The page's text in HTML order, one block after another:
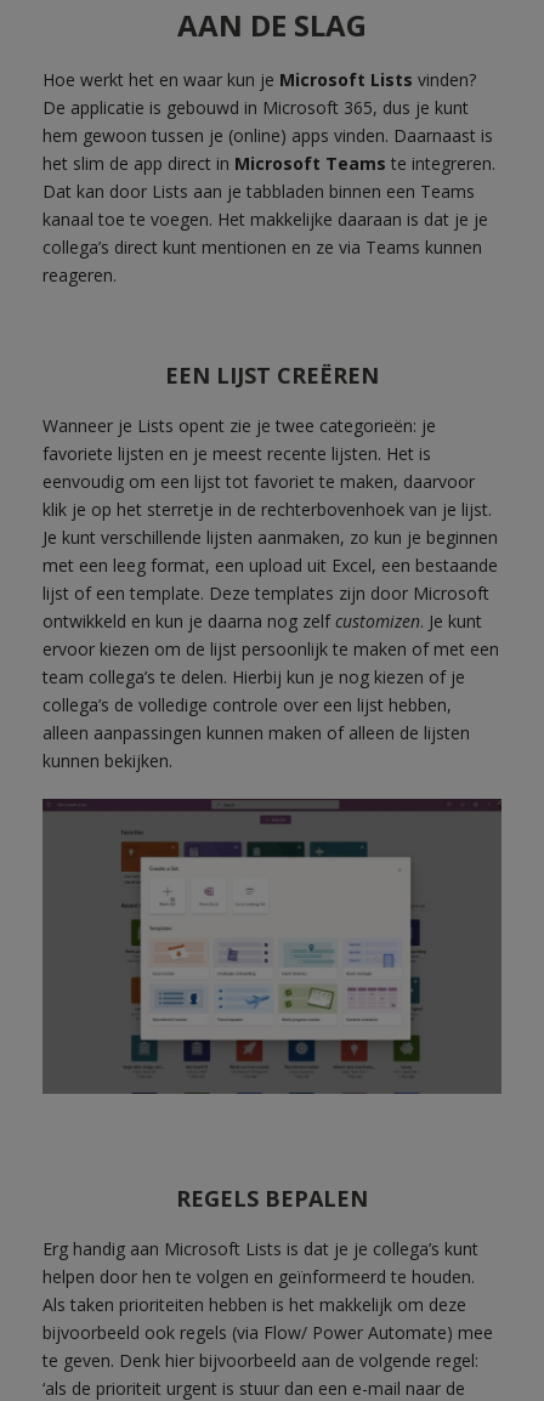
AAN DE SLAG
Hoe werkt het en waar kun je Microsoft Lists vinden?
De applicatie is gebouwd in Microsoft 365, dus je kunt
hem gewoon tussen je (online) apps vinden. Daarnaast is
het slim de app direct in Microsoft Teams te integreren.
Dat kan door Lists aan je tabbladen binnen een Teams
kanaal toe te voegen. Het makkelijke daaraan is dat je je
collega’s direct kunt mentionen en ze via Teams kunnen
reageren.
EEN LIJST CREËREN
Wanneer je Lists opent zie je twee categorieën: je
favoriete lijsten en je meest recente lijsten. Het is
eenvoudig om een lijst tot favoriet te maken, daarvoor
klik je op het sterretje in de rechterbovenhoek van je lijst.
Je kunt verschillende lijsten aanmaken, zo kun je beginnen
met een leeg format, een upload uit Excel, een bestaande
lijst of een template. Deze templates zijn door Microsoft
ontwikkeld en kun je daarna nog zelfcustomizen. Je kunt
ervoor kiezen om de lijst persoonlijk te maken of met een
team collega’s te delen. Hierbij kun je nog kiezen of je
collega’s de volledige controle over een lijst hebben,
alleen aanpassingen kunnen maken of alleen de lijsten
kunnen bekijken.
REGELS BEPALEN
Erg handig aan Microsoft Lists is dat je je collega’s kunt
helpen door hen te volgen en geïnformeerd te houden.
Als taken prioriteiten hebben is het makkelijk om deze
bijvoorbeeld ook regels (via Flow/ Power Automate) mee
te geven. Denk hier bijvoorbeeld aan de volgende regel:
‘als de prioriteit urgent is stuur dan een e-mail naar de